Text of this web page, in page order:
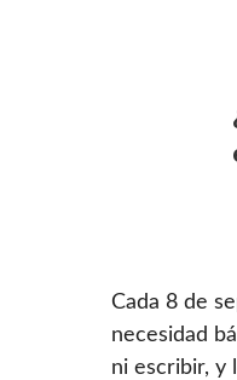
Cada 8 de
necesidad
ni escribir, y